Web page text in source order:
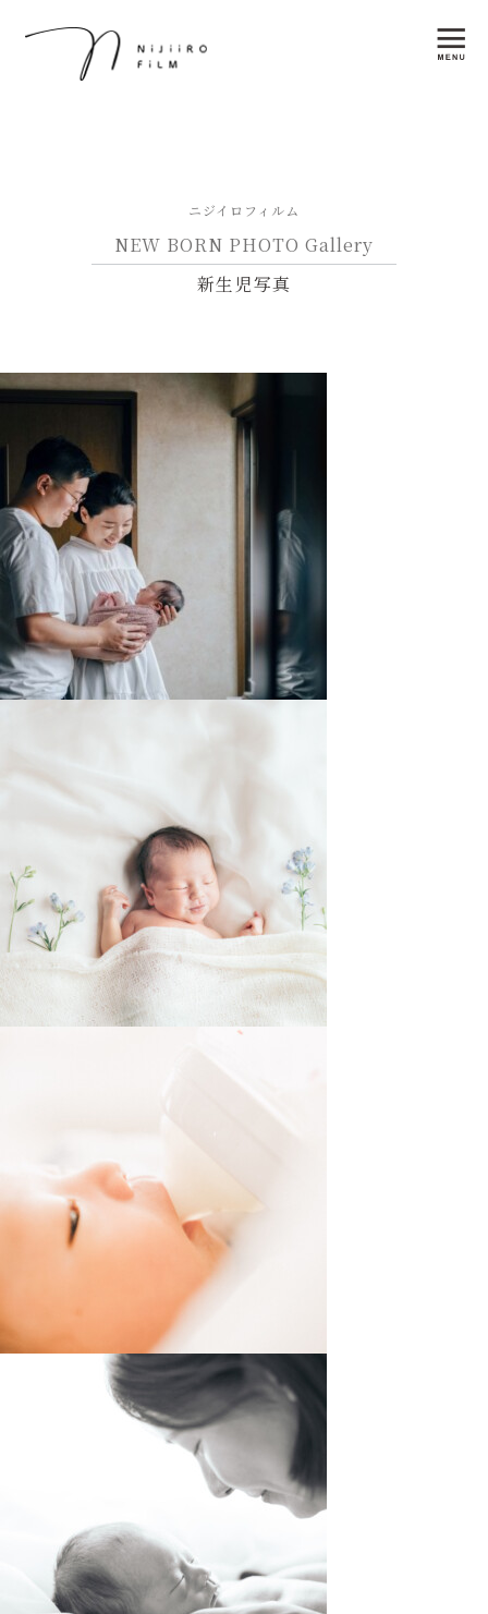
ニジイロフィルム
NEW BORN PHOTO Gallery
新生児写真